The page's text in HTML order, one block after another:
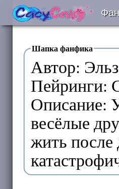
Шапка фанфика
Автор:
Пейринги:
Описание:
весёлые
жить